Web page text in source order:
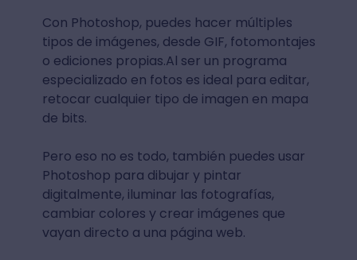
Con Photoshop, puedes hacer múltiples
tipos de imágenes, desde GIF, fotomontajes
o ediciones propias.Al ser un programa
especializado en fotos es ideal para editar,
retocar cualquier tipo de imagen en mapa
de bits.
Pero eso no es todo, también puedes usar
Photoshop para dibujar y pintar
digitalmente, iluminar las fotografías,
cambiar colores y crear imágenes que
vayan directo a una página web.